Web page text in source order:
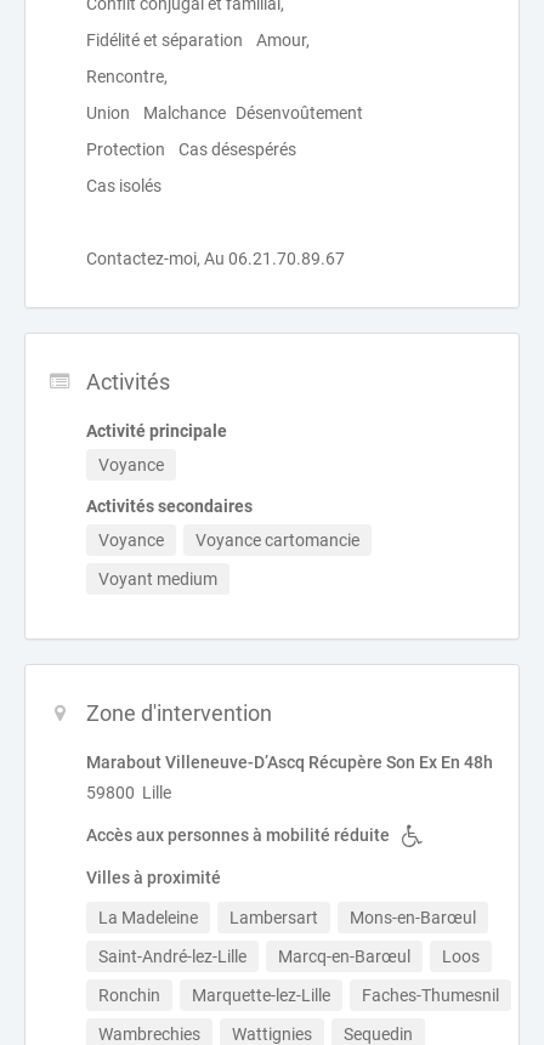
Fidélité et séparation Amour,
Rencontre,
Union Malchance Désenvoûtement
Protection Cas désespérés
Cas isolés
Contactez-moi, Au 06.21.70.89.67
Activités
Activité principale
Voyance
Activités secondaires
Voyance
Voyance cartomancie
Voyant medium
Zone d'intervention
Marabout Villeneuve-D’Ascq Récupère Son Ex En 48h
59800 Lille
Accès aux personnes à mobilité réduite
Villes à proximité
La Madeleine Lambersart
Mons-en-Barœul
Saint-André-lez-Lille
Marcq-en-Barœul
Loos
Ronchin
Marquette-lez-Lille
Faches-Thumesnil
Wambrechies
Wattignies
Sequedin